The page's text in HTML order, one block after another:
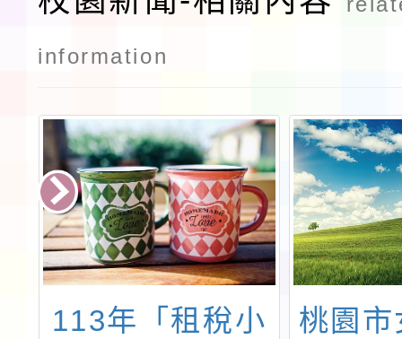
information
113年「租稅小
桃園